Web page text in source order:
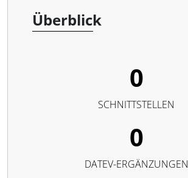
Überblick
0
SCHNITTSTELLEN
0
DATEV-ERGÄNZUNGEN